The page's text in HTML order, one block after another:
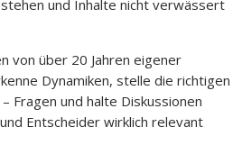
und Inhalte nicht verwässert
von über 20 Jahren eigener
Dynamiken, stelle die richtigen
Fragen und halte Diskussionen
Entscheider wirklich relevant